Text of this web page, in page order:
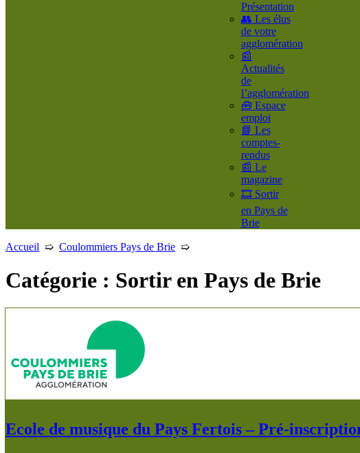
Présentation
👥​ Les élus
de votre
agglomération
📰
Actualités
de
l’agglomération
🧰 Espace
emploi
📘 Les
comptes-
rendus
📰 Le
magazine
🎞️ Sortir
en Pays de
Brie
Accueil ➯ Coulommiers Pays de Brie ➯
Catégorie : Sortir en Pays de Brie
Ecole de musique du Pays Fertois – Pré-